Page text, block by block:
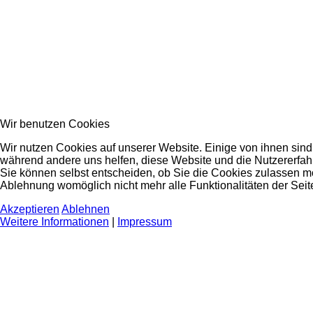
Wir benutzen Cookies
Wir nutzen Cookies auf unserer Website. Einige von ihnen
während andere uns helfen, diese Website und die
Sie können selbst entscheiden, ob Sie die Cookies zulassen
Ablehnung womöglich nicht mehr alle Funktionalitäten der
Akzeptieren Ablehnen
Weitere Informationen
Impressum